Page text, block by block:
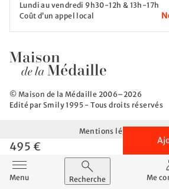
Afficher / Masquer le menu
Menu
Recherche Me
495 €
© Maison de la Médaille 2006–2026
Edité par Smily 1995 - Tous droits réservés
Lundi au vendredi 9h30-12h & 13h-17h
Coût d’un appel local
Mentions légales
Politique de protection